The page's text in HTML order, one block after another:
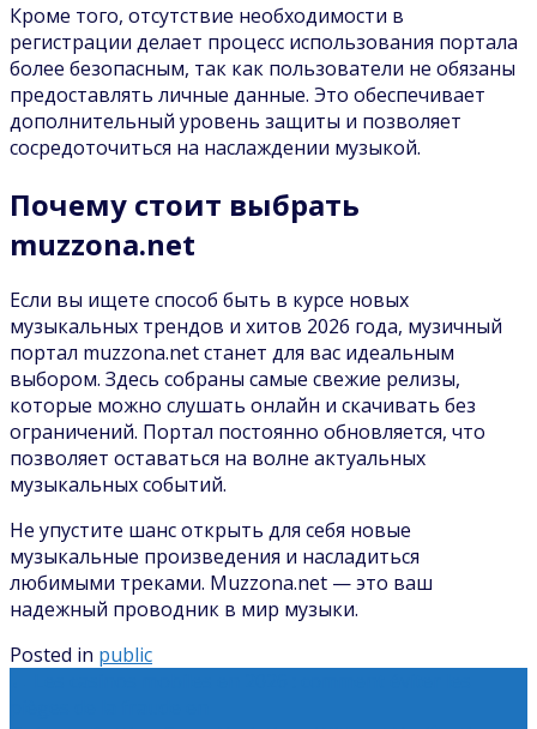
Кроме того, отсутствие необходимости в
регистрации делает процесс использования портала
более безопасным, так как пользователи не обязаны
предоставлять личные данные. Это обеспечивает
дополнительный уровень защиты и позволяет
сосредоточиться на наслаждении музыкой.
Почему стоит выбрать
muzzona.net
Если вы ищете способ быть в курсе новых
музыкальных трендов и хитов 2026 года, музичный
портал muzzona.net станет для вас идеальным
выбором. Здесь собраны самые свежие релизы,
которые можно слушать онлайн и скачивать без
ограничений. Портал постоянно обновляется, что
позволяет оставаться на волне актуальных
музыкальных событий.
Не упустите шанс открыть для себя новые
музыкальные произведения и насладиться
любимыми треками. Muzzona.net — это ваш
надежный проводник в мир музыки.
Posted in public